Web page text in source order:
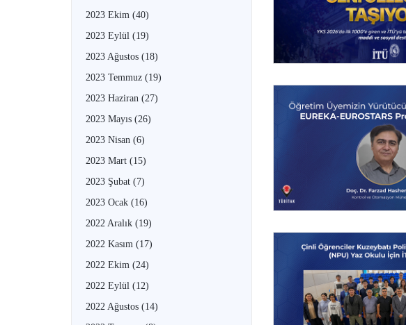
2023 Ekim (40)
2023 Eylül (19)
2023 Ağustos (18)
2023 Temmuz (19)
2023 Haziran (27)
2023 Mayıs (26)
2023 Nisan (6)
2023 Mart (15)
2023 Şubat (7)
2023 Ocak (16)
2022 Aralık (19)
2022 Kasım (17)
2022 Ekim (24)
2022 Eylül (12)
2022 Ağustos (14)